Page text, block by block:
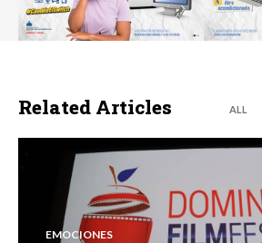
Related Articles ALL
EMOCIONES